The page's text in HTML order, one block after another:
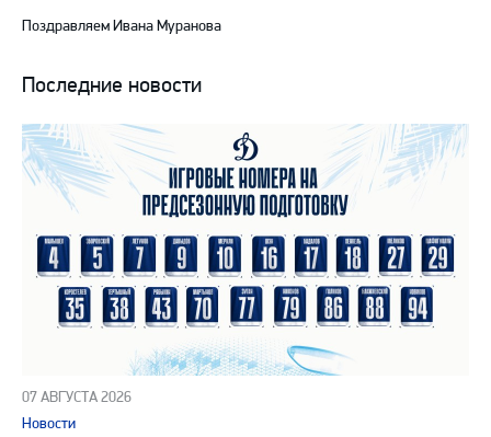
Поздравляем Ивана Муранова
Последние новости
07 АВГУСТА 2026
Новости